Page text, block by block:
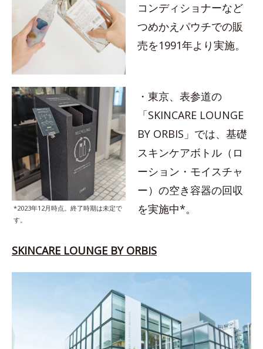
コンディショナーなど
つめかえパウチでの販
売を1991年より実施。
*2023年12月時点。終了時期は未定で
す。
・東京、表参道の
「SKINCARE LOUNGE
BY ORBIS」では、基礎
スキンケアボトル（ロ
ーション・モイスチャ
ー）の空き容器の回収
を実施中*。
SKINCARE LOUNGE BY ORBIS